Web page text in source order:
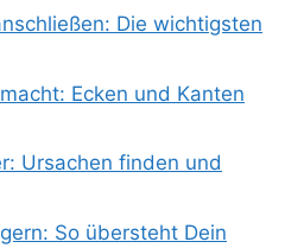
Die wichtigsten
Ecken und Kanten
Ursachen finden und
So übersteht Dein